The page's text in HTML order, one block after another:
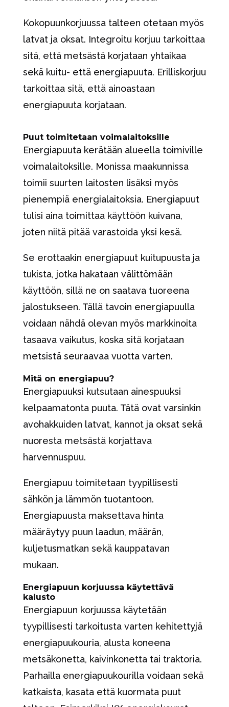
Kokopuunkorjuussa talteen otetaan myös
latvat ja oksat. Integroitu korjuu tarkoittaa
sitä, että metsästä korjataan yhtaikaa
sekä kuitu- että energiapuuta. Erilliskorjuu
tarkoittaa sitä, että ainoastaan
energiapuuta korjataan.
Puut toimitetaan voimalaitoksille
Energiapuuta kerätään alueella toimiville
voimalaitoksille. Monissa maakunnissa
toimii suurten laitosten lisäksi myös
pienempiä energialaitoksia. Energiapuut
tulisi aina toimittaa käyttöön kuivana,
joten niitä pitää varastoida yksi kesä.
Se erottaakin energiapuut kuitupuusta ja
tukista, jotka hakataan välittömään
käyttöön, sillä ne on saatava tuoreena
jalostukseen. Tällä tavoin energiapuulla
voidaan nähdä olevan myös markkinoita
tasaava vaikutus, koska sitä korjataan
metsistä seuraavaa vuotta varten.
Mitä on energiapuu?
Energiapuuksi kutsutaan ainespuuksi
kelpaamatonta puuta. Tätä ovat varsinkin
avohakkuiden latvat, kannot ja oksat sekä
nuoresta metsästä korjattava
harvennuspuu.
Energiapuu toimitetaan tyypillisesti
sähkön ja lämmön tuotantoon.
Energiapuusta maksettava hinta
määräytyy puun laadun, määrän,
kuljetusmatkan sekä kauppatavan
mukaan.
Energiapuun korjuussa käytettävä
kalusto
Energiapuun korjuussa käytetään
tyypillisesti tarkoitusta varten kehitettyjä
energiapuukouria, alusta koneena
metsäkonetta, kaivinkonetta tai traktoria.
Parhailla energiapuukourilla voidaan sekä
katkaista, kasata että kuormata puut